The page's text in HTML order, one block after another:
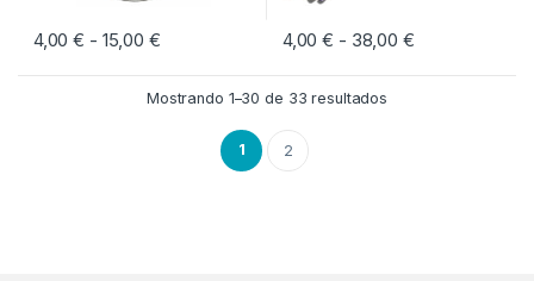
4,00€ - 15,00 €Rango de precios: desde 4,00 € hasta 15,00 €
Este producto tiene múltiples variantes. Las opciones se pueden
4,00€ - 38,00 €Rango de
Este producto tiene múltiples
Mostrando 1–30 de 33 resultados
1 2